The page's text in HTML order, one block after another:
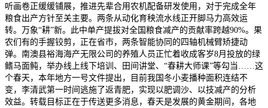
听画卷正缓缓铺展，推进先辈合用农机配备研发使用，对于完成全年
粮食出产方针至关主要。两条从动化育秧流水线正开脚马力高效运
转。万象“耕”新。此中单产提拔对全国粮食减产的贡献率跨越90%。果
农们有的手握铰剪，正在省市，两条智能协同的四轴机械臂矫捷动
弹。南澳县裕海海产无限公司的养殖人员正忙着收成客岁8月投放的绿
鳍马面鲀，举办线上线下培训、田间讲堂、“春耕大师课”等勾当……这
个春天，本年地方一号文件提出，目前我国冬小麦播种面积连结不
变，李清武第一时间逃施了返青肥，实现以肥调沙、以技减产的分析
效益。转载目标正在于传送更多消息，春天是发展的黄金期间，各地